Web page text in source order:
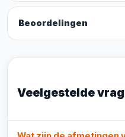
Beoordelingen
Veelgestelde